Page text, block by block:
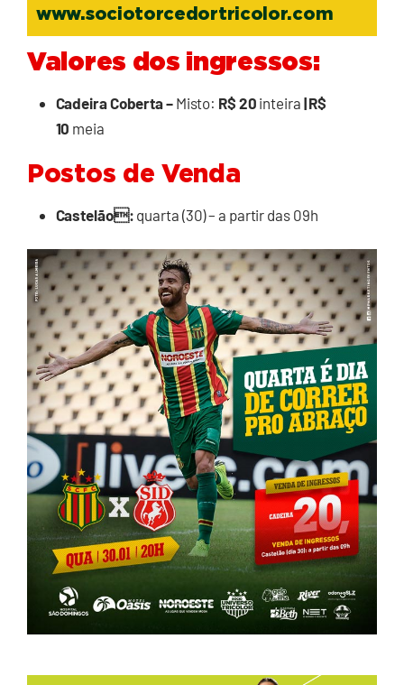
www.sociotorcedortricolor.com
Valores dos ingressos:
Cadeira Coberta –Misto: R$ 20 inteira | R$
10 meia
Postos de Venda
Castelão: quarta (30) – a partir das 09h